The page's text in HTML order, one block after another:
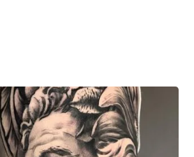
von der
zeigen